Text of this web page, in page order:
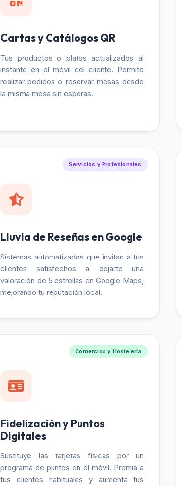
Cartas y Catálogos QR
Tus productos o platos actualizados al
instante en el móvil del cliente. Permite
realizar pedidos o reservar mesas desde
la misma mesa sin esperas.
Servicios y Profesionales
Lluvia de Reseñas en Google
Sistemas automatizados que invitan a tus
clientes satisfechos a dejarte una
valoración de 5 estrellas en Google Maps,
mejorando tu reputación local.
Comercios y Hostelería
Fidelización y Puntos
Digitales
Sustituye las tarjetas físicas por un
programa de puntos en el móvil. Premia a
tus clientes habituales y aumenta tus